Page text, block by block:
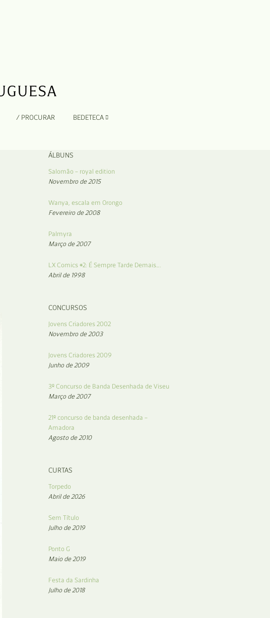
/ PROCURAR BEDETECA
ÁLBUNS
Salomão – royal edition
Novembro de 2015
Wanya, escala em Orongo
Fevereiro de 2008
Palmyra
Março de 2007
LX Comics #2: É Sempre Tarde Demais….
Abril de 1998
CONCURSOS
Jovens Criadores 2002
Novembro de 2003
Jovens Criadores 2009
Junho de 2009
3º Concurso de Banda Desenhada de Viseu
Março de 2007
21º concurso de banda desenhada –
Amadora
Agosto de 2010
CURTAS
Torpedo
Abril de 2026
Sem Título
Julho de 2019
Ponto G
Maio de 2019
Festa da Sardinha
Julho de 2018